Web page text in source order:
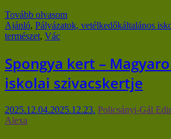
Tovább olvasom
Ajánló, Pályázatok, vetélkedőkáltalános
természet, Vác
Spongya kert –
iskolai szivacskertje
2025.12.04.2025.12.23. Policsányi-Gál
Alexa